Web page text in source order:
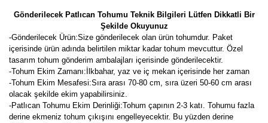
Gönderilecek Patlıcan Tohumu Teknik Bilgileri Lütfen Dikkatli Bir
Şekilde Okuyunuz
-Gönderilecek Ürün:Size gönderilecek olan ürün tohumdur. Paket
içerisinde ürün adında belirtilen miktar kadar tohum mevcuttur. Özel
tasarım tohum gönderim ambalajları içerisinde gönderilecektir.
-Tohum Ekim Zamanı:İlkbahar, yaz ve iç mekan içerisinde her zaman
-Tohum Ekim Mesafesi:Sıra arası 70-80 cm, sıra üzeri 50-60 cm arası
olacak şekilde ekim yapabilirsiniz.
-Patlıcan Tohumu Ekim Derinliği:Tohum çapının 2-3 katı. Tohumu fazla
derine ekmeniz tohum çıkışını engelleyecektir. Bu yüzden derine